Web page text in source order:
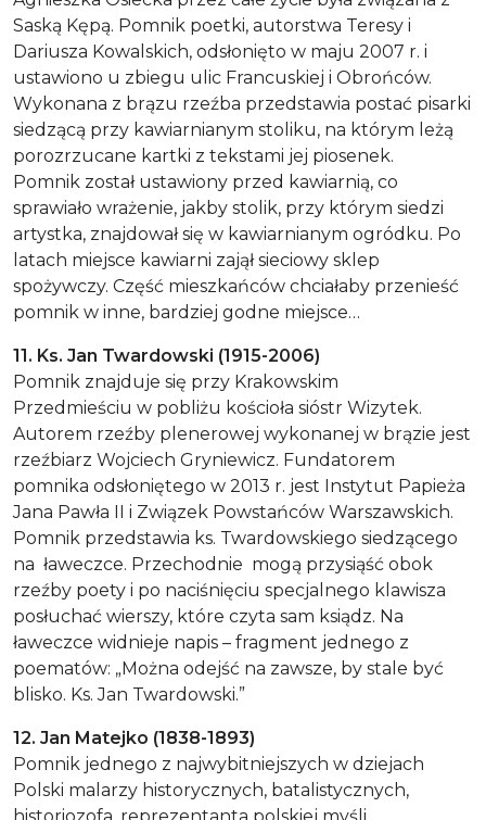
Saską Kępą. Pomnik poetki, autorstwa Teresy i
Dariusza Kowalskich, odsłonięto w maju 2007 r. i
ustawiono u zbiegu ulic Francuskiej i Obrońców.
Wykonana z brązu rzeźba przedstawia postać pisarki
siedzącą przy kawiarnianym stoliku, na którym leżą
porozrzucane kartki z tekstami jej piosenek.
Pomnik został ustawiony przed kawiarnią, co
sprawiało wrażenie, jakby stolik, przy którym siedzi
artystka, znajdował się w kawiarnianym ogródku. Po
latach miejsce kawiarni zajął sieciowy sklep
spożywczy. Część mieszkańców chciałaby przenieść
pomnik w inne, bardziej godne miejsce…
11. Ks. Jan Twardowski (1915-2006)
Pomnik znajduje się przy Krakowskim
Przedmieściu w pobliżu kościoła sióstr Wizytek.
Autorem rzeźby plenerowej wykonanej w brązie jest
rzeźbiarz Wojciech Gryniewicz. Fundatorem
pomnika odsłoniętego w 2013 r. jest Instytut Papieża
Jana Pawła II i Związek Powstańców Warszawskich.
Pomnik przedstawia ks. Twardowskiego siedzącego
na ławeczce. Przechodnie mogą przysiąść obok
rzeźby poety i po naciśnięciu specjalnego klawisza
posłuchać wierszy, które czyta sam ksiądz. Na
ławeczce widnieje napis – fragment jednego z
poematów: „Można odejść na zawsze, by stale być
blisko. Ks. Jan Twardowski.”
12. Jan Matejko (1838-1893)
Pomnik jednego z najwybitniejszych w dziejach
Polski malarzy historycznych, batalistycznych,